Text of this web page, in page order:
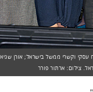
עסקי וקשרי ממשל בישראל; אורן
צילום: ארתור פורר